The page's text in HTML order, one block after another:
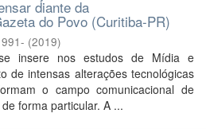
diante da
do Povo (Curitiba-PR)
(2019)
insere nos estudos de Mídia e
de intensas alterações tecnológicas
o campo comunicacional de
forma particular. A ...